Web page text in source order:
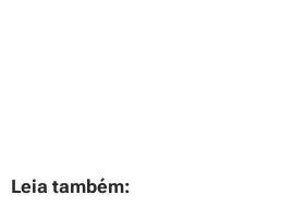
Leia também: